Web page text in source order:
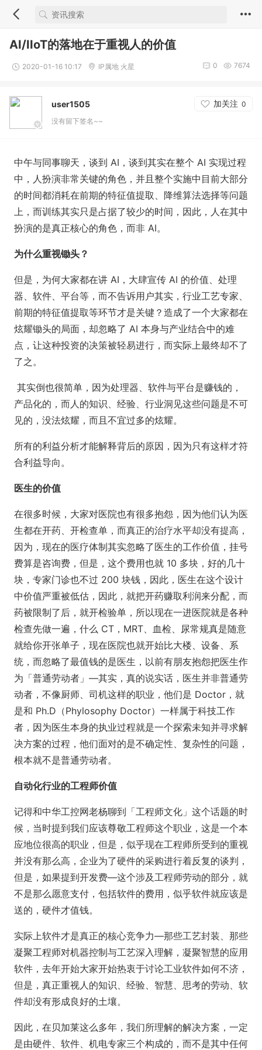
AI/IIoT的落地在于重视人的价值
2020-01-16 10:17 IP属地 火星 7674
0
user1505 加关注 0
没有留下签名~~
中午与同事聊天，谈到 AI，谈到其实在整个 AI 实现过程
中，人扮演非常关键的角色，并且整个实施中目前大部分
的时间都消耗在前期的特征值提取、降维算法选择等问题
上，而训练其实只是占据了较少的时间，因此，人在其中
扮演的是真正核心的角色，而非 AI。
为什么重视锄头？
但是，为何大家都在讲 AI，大肆宣传 AI 的价值、处理
器、软件、平台等，而不告诉用户其实，行业工艺专家、
前期的特征值提取等环节才是关键？造成了一个大家都在
炫耀锄头的局面，却忽略了 AI 本身与产业结合中的难
点，让这种投资的决策被轻易进行，而实际上最终却不了
了之。
其实倒也很简单，因为处理器、软件与平台是赚钱的，
产品化的，而人的知识、经验、行业洞见这些问题是不可
见的，没法炫耀，而且不宜过多的炫耀。
所有的利益分析才能解释背后的原因，因为只有这样才符
合利益导向。
医生的价值
在很多时候，大家对医院也有很多抱怨，因为他们认为医
生都在开药、开检查单，而真正的治疗水平却没有提高，
因为，现在的医疗体制其实忽略了医生的工作价值，挂号
费算是咨询费，但是，这个费用也就 10 多块，好的几十
块，专家门诊也不过 200 块钱，因此，医生在这个设计
中价值严重被低估，因此，就把开药赚取利润来分配，而
药被限制了后，就开检验单，所以现在一进医院就是各种
检查先做一遍，什么 CT，MRT、血检、尿常规真是随意
就给你开张单子，现在医院也就开始比大楼、设备、系
统，而忽略了最值钱的是医生，以前有朋友抱怨把医生作
为「普通劳动者」—其实，真的说实话，医生并非普通劳
动者，不像厨师、司机这样的职业，他们是 Doctor，就
是和 Ph.D（Phylosophy Doctor）一样属于科技工作
者，因为医生本身的执业过程就是一个探索未知并寻求解
决方案的过程，他们面对的是不确定性、复杂性的问题，
根本就不是普通劳动者。
自动化行业的工程师价值
记得和中华工控网老杨聊到「工程师文化」这个话题的时
候，当时提到我们应该尊敬工程师这个职业，这是一个本
应地位很高的职业，但是，似乎现在工程师所受到的重视
并没有那么高，企业为了硬件的采购进行着反复的谈判，
但是，如果提到开发费—这个涉及工程师劳动的部分，就
不是那么愿意支付，包括软件的费用，似乎软件就应该是
送的，硬件才值钱。
实际上软件才是真正的核心竞争力—那些工艺封装、那些
凝聚工程师对机器控制与工艺深入理解，凝聚智慧的应用
软件，去年开始大家开始热衷于讨论工业软件如何不济，
但是，真正重视人的知识、经验、智慧、思考的劳动、软
件却没有形成良好的土壤。
因此，在贝加莱这么多年，我们所理解的解决方案，一定
是由硬件、软件、机电专家三个构成的，而不是其中任何